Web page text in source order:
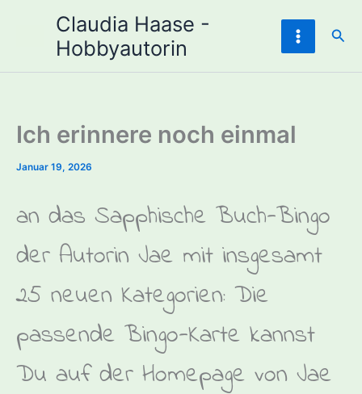
Claudia Haase -
Hobbyautorin
Ich erinnere noch einmal
Januar 19, 2026
an das Sapphische Buch-Bingo
der Autorin Jae mit insgesamt
25 neuen Kategorien: Die
passende Bingo-Karte kannst
Du auf der Homepage von Jae